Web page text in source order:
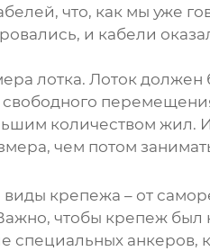
что, как мы уже
и кабели
лотка. Лоток должен
количеством жил.
чем потом
крепежа – от
чтобы крепеж
специальных